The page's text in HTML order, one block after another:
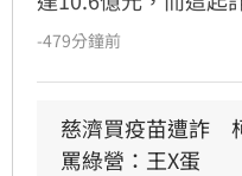
曾任彰化律師公會理
照，更在簡介寫下
女人」，塑造柔弱
-479分鐘前
慈濟買疫苗遭詐　
罵綠營：王X蛋